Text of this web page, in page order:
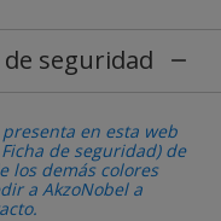
seguridad
presenta en esta web
de seguridad) de
los demás colores
a AkzoNobel a